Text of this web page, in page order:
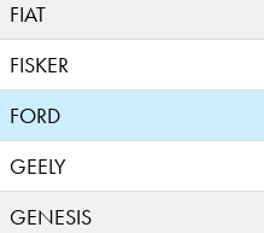
FIAT
FISKER
FORD
GEELY
GENESIS